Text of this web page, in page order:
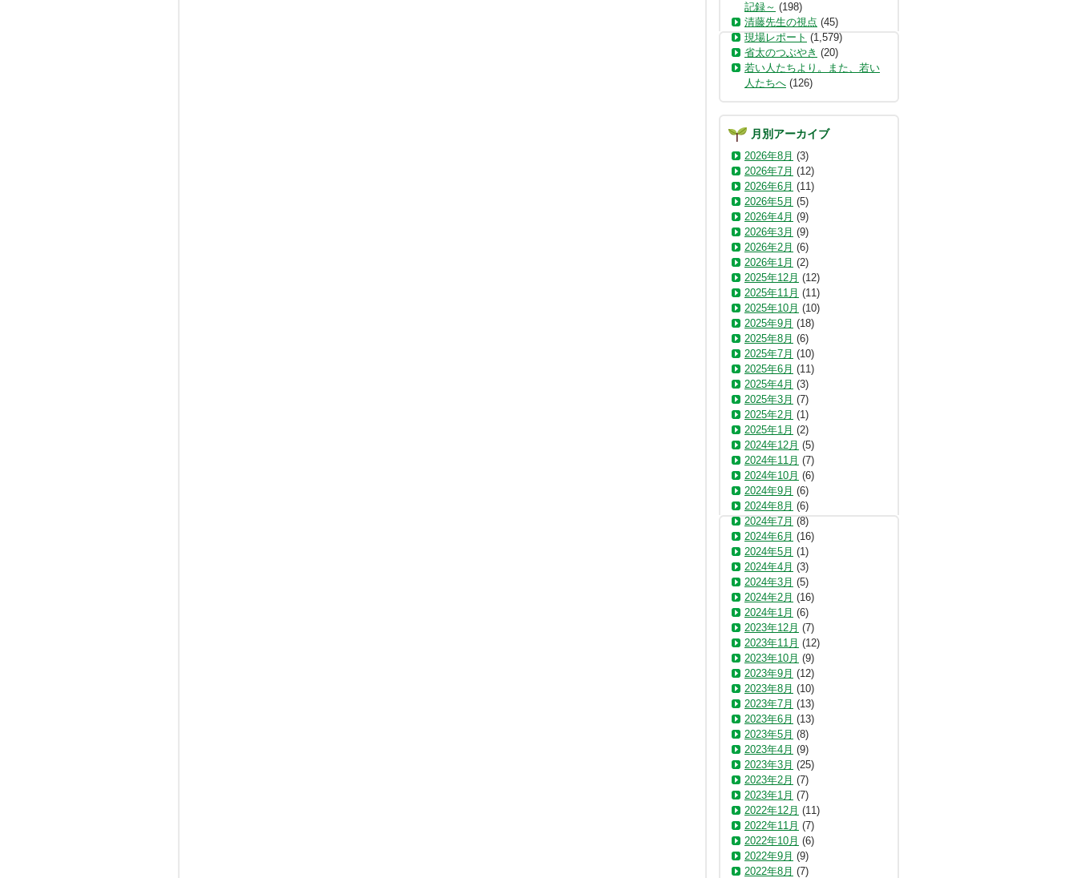
記録～ (198)
清藤先生の視点 (45)
現場レポート (1,579)
省太のつぶやき (20)
若い人たちより。また、若い
人たちへ (126)
月別アーカイブ
2026年8月 (3)
2026年7月 (12)
2026年6月 (11)
2026年5月 (5)
2026年4月 (9)
2026年3月 (9)
2026年2月 (6)
2026年1月 (2)
2025年12月 (12)
2025年11月 (11)
2025年10月 (10)
2025年9月 (18)
2025年8月 (6)
2025年7月 (10)
2025年6月 (11)
2025年4月 (3)
2025年3月 (7)
2025年2月 (1)
2025年1月 (2)
2024年12月 (5)
2024年11月 (7)
2024年10月 (6)
2024年9月 (6)
2024年8月 (6)
2024年7月 (8)
2024年6月 (16)
2024年5月 (1)
2024年4月 (3)
2024年3月 (5)
2024年2月 (16)
2024年1月 (6)
2023年12月 (7)
2023年11月 (12)
2023年10月 (9)
2023年9月 (12)
2023年8月 (10)
2023年7月 (13)
2023年6月 (13)
2023年5月 (8)
2023年4月 (9)
2023年3月 (25)
2023年2月 (7)
2023年1月 (7)
2022年12月 (11)
2022年11月 (7)
2022年10月 (6)
2022年9月 (9)
2022年8月 (7)